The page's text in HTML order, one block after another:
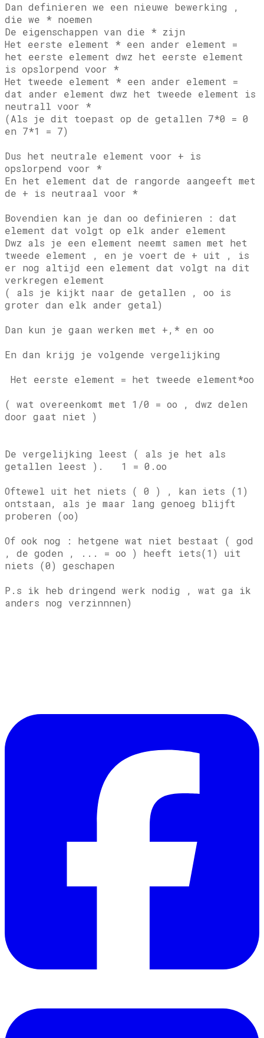
Dan definieren we een nieuwe bewerking ,
die we * noemen
De eigenschappen van die * zijn
Het eerste element * een ander element =
het eerste element dwz het eerste element
is opslorpend voor *
Het tweede element * een ander element =
dat ander element dwz het tweede element is
neutrall voor *
(Als je dit toepast op de getallen 7*0 = 0
en 7*1 = 7)
Dus het neutrale element voor + is
opslorpend voor *
En het element dat de rangorde aangeeft met
de + is neutraal voor *
Bovendien kan je dan oo definieren : dat
element dat volgt op elk ander element
Dwz als je een element neemt samen met het
tweede element , en je voert de + uit , is
er nog altijd een element dat volgt na dit
verkregen element
( als je kijkt naar de getallen , oo is
groter dan elk ander getal)
Dan kun je gaan werken met +,* en oo
En dan krijg je volgende vergelijking
Het eerste element = het tweede element*oo
( wat overeenkomt met 1/0 = oo , dwz delen
door gaat niet )
De vergelijking leest ( als je het als
getallen leest ). 1 = 0.oo
Oftewel uit het niets ( 0 ) , kan iets (1)
ontstaan, als je maar lang genoeg blijft
proberen (oo)
Of ook nog : hetgene wat niet bestaat ( god
, de goden , ... = oo ) heeft iets(1) uit
niets (0) geschapen
P.s ik heb dringend werk nodig , wat ga ik
anders nog verzinnnen)